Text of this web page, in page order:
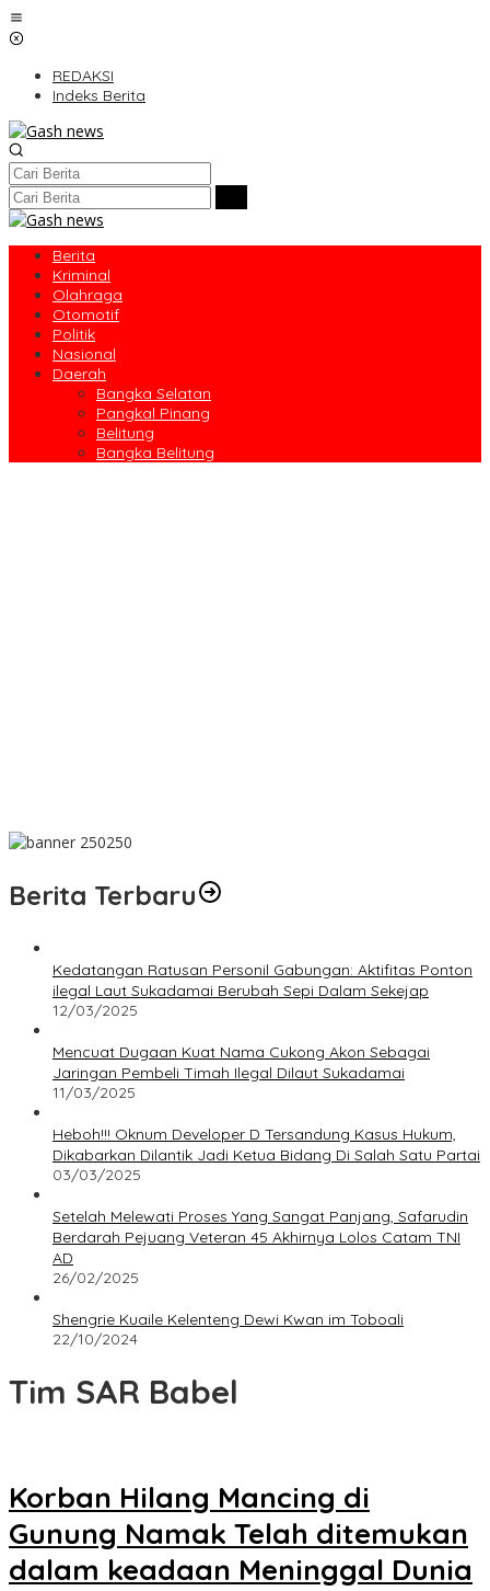
Lewati
ke
REDAKSI
Indeks Berita
Berita
Kriminal
Olahraga
Otomotif
Politik
Nasional
Daerah
Bangka Selatan
Pangkal Pinang
Belitung
Bangka Belitung
Berita Terbaru
Kedatangan Ratusan Personil Gabungan: Aktifitas Ponton
ilegal Laut Sukadamai Berubah Sepi Dalam Sekejap
12/03/2025
Mencuat Dugaan Kuat Nama Cukong Akon Sebagai
Jaringan Pembeli Timah Ilegal Dilaut Sukadamai
11/03/2025
Heboh!!! Oknum Developer D Tersandung Kasus Hukum,
Dikabarkan Dilantik Jadi Ketua Bidang Di Salah Satu Partai
03/03/2025
Setelah Melewati Proses Yang Sangat Panjang, Safarudin
Berdarah Pejuang Veteran 45 Akhirnya Lolos Catam TNI
AD
26/02/2025
Shengrie Kuaile Kelenteng Dewi Kwan im Toboali
22/10/2024
Tim SAR Babel
Korban Hilang Mancing di
Gunung Namak Telah ditemukan
dalam keadaan Meninggal Dunia